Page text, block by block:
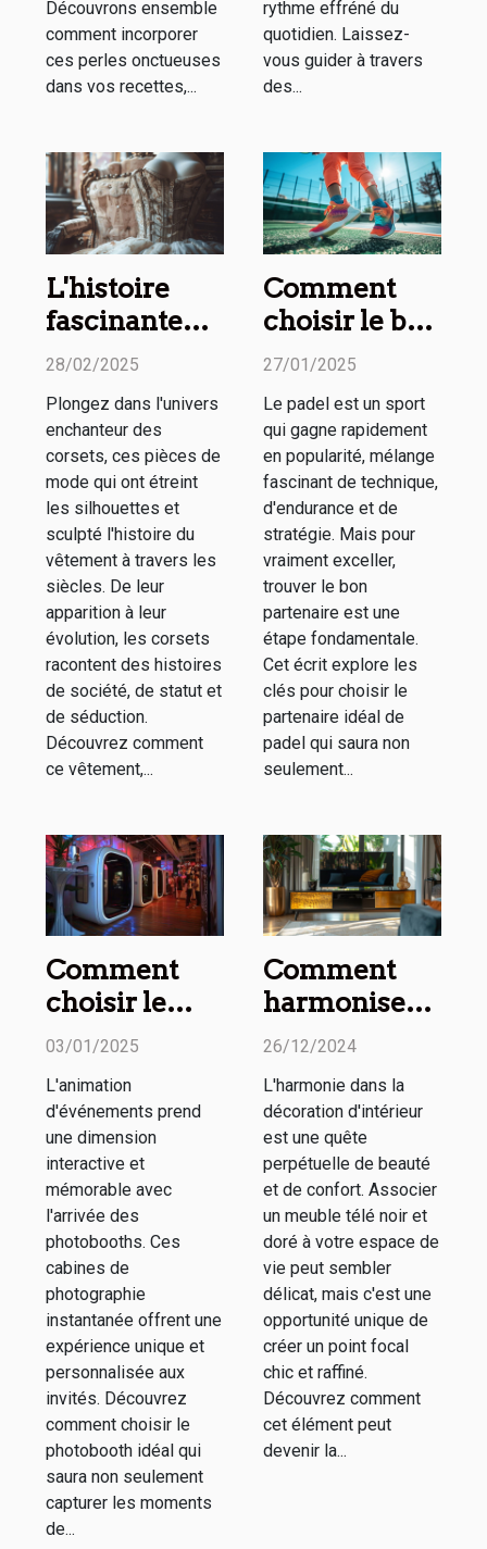
Découvrons ensemble
comment incorporer
ces perles onctueuses
dans vos recettes,...
rythme effréné du
quotidien. Laissez-
vous guider à travers
des...
L'histoire
fascinante
des corsets à
siècles
28/02/2025
Plongez dans l'univers
enchanteur des
corsets, ces pièces de
mode qui ont étreint
les silhouettes et
sculpté l'histoire du
vêtement à travers les
siècles. De leur
apparition à leur
évolution, les corsets
racontent des histoires
de société, de statut et
de séduction.
Découvrez comment
ce vêtement,...
Comment
choisir le bon
partenaire de
améliorer
votre jeu
27/01/2025
Le padel est un sport
qui gagne rapidement
en popularité, mélange
fascinant de technique,
d'endurance et de
stratégie. Mais pour
vraiment exceller,
trouver le bon
partenaire est une
étape fondamentale.
Cet écrit explore les
clés pour choisir le
partenaire idéal de
padel qui saura non
seulement...
Comment
choisir le
meilleur
pour votre
événement
spécial
03/01/2025
L'animation
d'événements prend
une dimension
interactive et
mémorable avec
l'arrivée des
photobooths. Ces
cabines de
photographie
instantanée offrent une
expérience unique et
personnalisée aux
invités. Découvrez
comment choisir le
photobooth idéal qui
saura non seulement
capturer les moments
de...
Comment
harmoniser
un meuble
doré avec
votre décor
26/12/2024
L'harmonie dans la
décoration d'intérieur
est une quête
perpétuelle de beauté
et de confort. Associer
un meuble télé noir et
doré à votre espace de
vie peut sembler
délicat, mais c'est une
opportunité unique de
créer un point focal
chic et raffiné.
Découvrez comment
cet élément peut
devenir la...